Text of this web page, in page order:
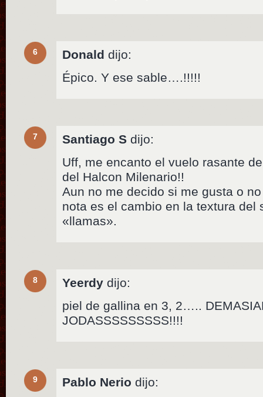
6 Donald dijo:
Épico. Y ese sable….!!!!!
7 Santiago S dijo:
Uff, me encanto el vuelo rasante
del Halcon Milenario!!
Aun no me decido si me gusta o
nota es el cambio en la textura del
«llamas».
8 Yeerdy dijo:
piel de gallina en 3, 2…..
JODASSSSSSSSS!!!!
9 Pablo Nerio dijo: